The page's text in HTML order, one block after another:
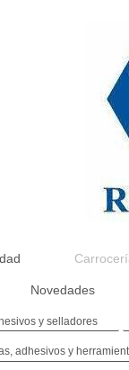
Novedades
y selladores
adhesivos y